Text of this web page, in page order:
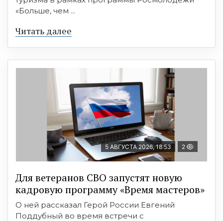
«Больше, чем ...
Читать далее
5 АВГУСТА 2026, 18:53 2
Для ветеранов СВО запустят новую
кадровую программу «Время мастеров»
О ней рассказал Герой России Евгений
Поддубный во время встречи с